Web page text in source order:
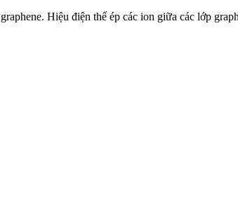
Hiệu điện thế ép các ion giữa các lớp